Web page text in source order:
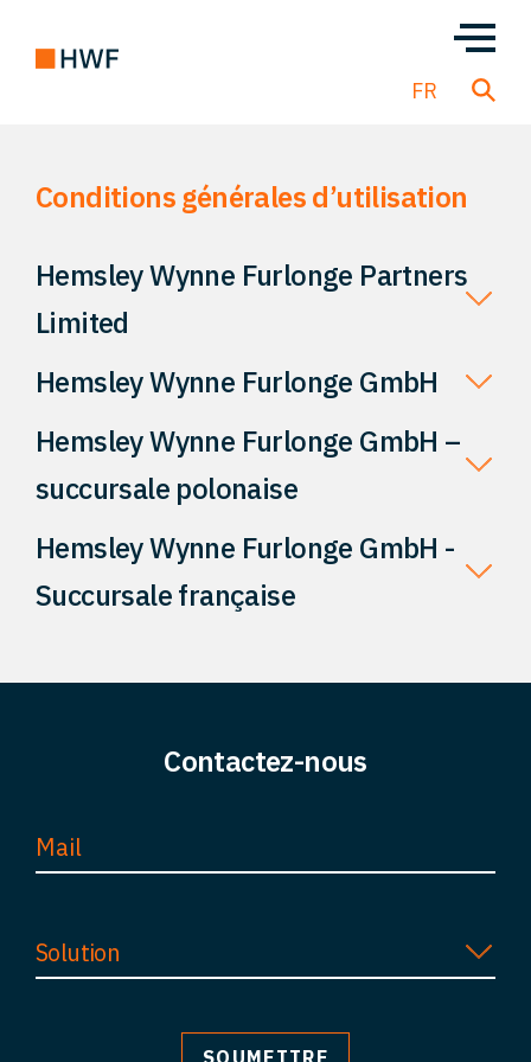
Transactions
À propos de nous
Nos Solutions
FAQ
Perspectives
FR
Conditions générales d’utilisation
Hemsley Wynne Furlonge Partners
Limited
Hemsley Wynne Furlonge GmbH
Hemsley Wynne Furlonge GmbH –
succursale polonaise
Hemsley Wynne Furlonge GmbH -
Succursale française
Contactez-nous
Solution